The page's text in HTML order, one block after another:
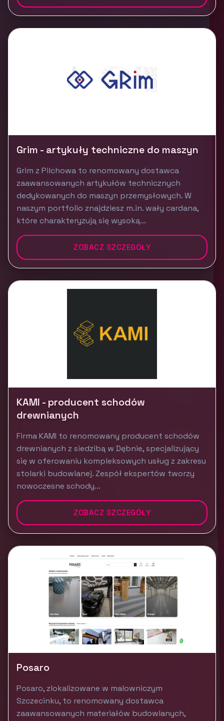
Grim - artykuły techniczne do maszyn
Grim z Pilchowa to renomowany dostawca
zaawansowanych artykułów technicznych
dedykowanych do maszyn przemysłowych. W
naszym portfolio znajdziesz m.in. wały cardana,
które charakteryzują się wysoką...
ZOBACZ SZCZEGÓŁY
KAMI - producent schodów
drewnianych
Firma KAMI to renomowany producent schodów
drewnianych z siedzibą w Dębnie, specjalizujący
się w oferowaniu kompleksowych usług z zakresu
stolarki budowlanej. Zespół ekspertów tworzy
nowoczesne schody...
ZOBACZ SZCZEGÓŁY
Posaro
Posaro, zlokalizowane w malowniczym
Szczecinku, to renomowany dostawca
zaawansowanych materiałów budowlanych,